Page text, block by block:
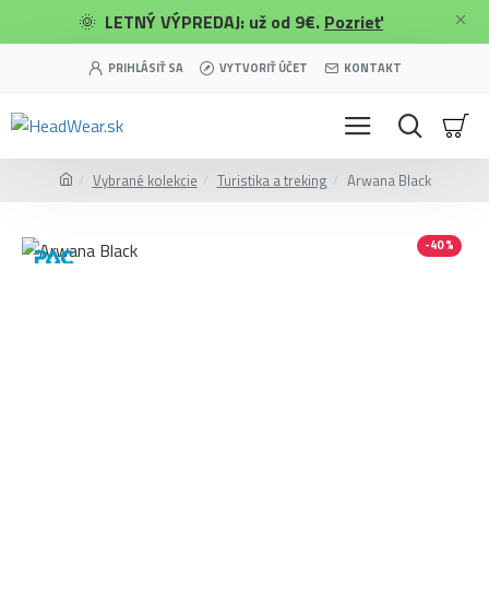
🌞 LETNÝ VÝPREDAJ: už od 9€. Pozrieť
PRIHLÁSIŤ SA VYTVORIŤ ÚČET KONTAKT
Vybrané kolekcie Turistika a treking Arwana Black
-40 %